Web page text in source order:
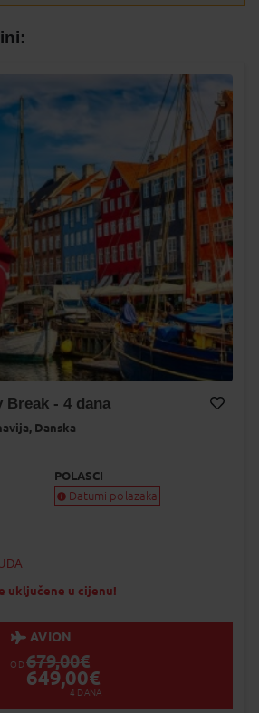
Break - 4 dana
Danska
POLASCI
Datumi polazaka
dinamiku prodaje.
uključene u cijenu!
AVION
OD 679,00€
649,00€
4 DANA